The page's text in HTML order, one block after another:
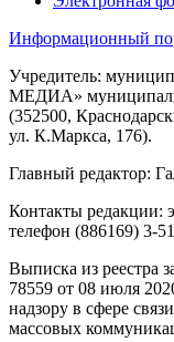
Информационный
Учредитель:
МЕДИА»
(352500,
ул. К.Маркса, 176).
Главный редактор:
Контакты редакции:
телефон (886169) 3-
Выписка из
78559 от 08 июля
надзору в сфере
массовых